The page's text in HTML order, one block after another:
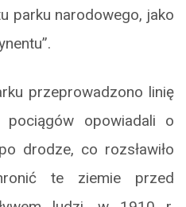
parku narodowego, jako
przeprowadzono linię
pociągów opowiadali o
drodze, co rozsławiło
te ziemie przed